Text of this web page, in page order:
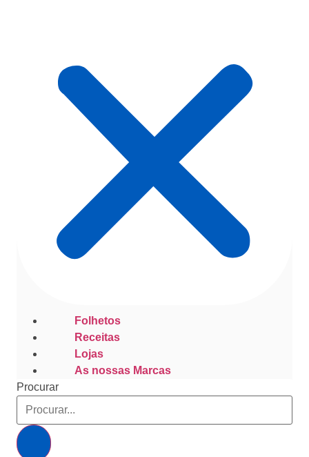
Folhetos
Receitas
Lojas
As nossas Marcas
Procurar